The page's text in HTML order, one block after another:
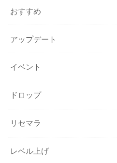
おすすめ
アップデート
イベント
ドロップ
リセマラ
レベル上げ